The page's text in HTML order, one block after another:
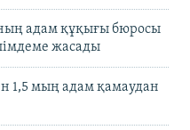
адам құқығы бюросы
жасады
1,5 мың адам қамаудан